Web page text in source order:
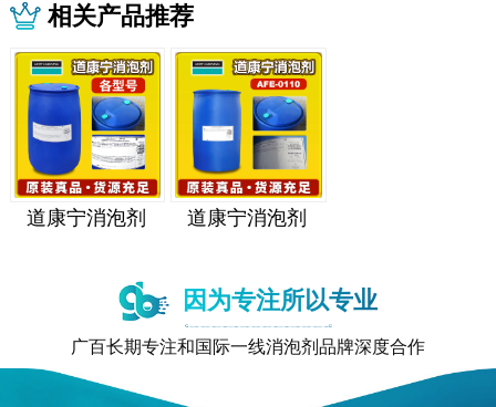
相关产品推荐
道康宁消泡剂 道康宁消泡剂
因为专注所以专业
广百长期专注和国际一线消泡剂品牌深度合作